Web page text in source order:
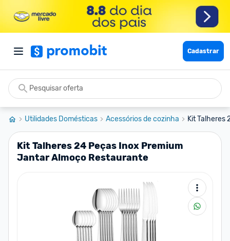
Cadastrar
Utilidades Domésticas Acessórios de cozinha Kit Talheres
Kit Talheres 24 Peças Inox Premium
Jantar Almoço Restaurante